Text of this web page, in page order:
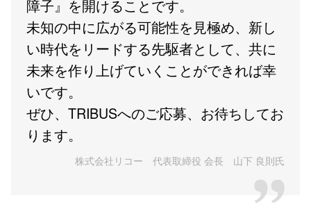
障子』を開けることです。
未知の中に広がる可能性を見極め、新し
い時代をリードする先駆者として、共に
未来を作り上げていくことができれば幸
いです。
ぜひ、TRIBUSへのご応募、お待ちしてお
ります。
株式会社リコー 代表取締役 会長 山下 良則氏